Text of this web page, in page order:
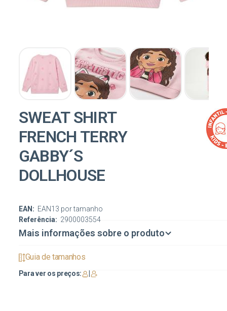
SWEAT SHIRT
FRENCH TERRY
GABBY´S
DOLLHOUSE
Referência: 2900003554
EAN: EAN13 por tamanho
Mais informações sobre o produto
Guia de tamanhos
Para ver os preços: